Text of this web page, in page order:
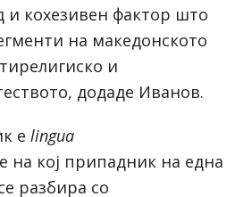
и кохезивен фактор што
на македонското
и
додаде Иванов.
е lingua
на кој припадник на една
разбира со